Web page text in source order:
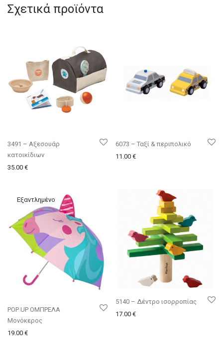
Σχετικά προϊόντα
3491 – Αξεσουάρ
κατοικίδιων
35.00 €
6073 – Ταξί & περιπολικό
11.00 €
POP UP ΟΜΠΡΕΛΑ
Μονόκερος
19.00 €
5140 – Δέντρο ισορροπίας
17.00 €